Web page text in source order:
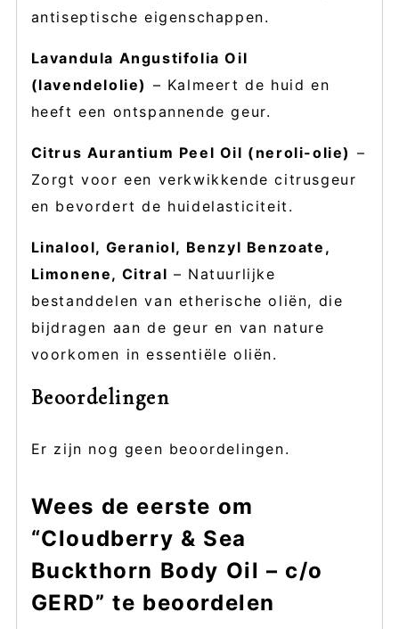
antiseptische eigenschappen.
Lavandula Angustifolia Oil
(lavendelolie) – Kalmeert de huid en
heeft een ontspannende geur.
Citrus Aurantium Peel Oil (neroli-olie) –
Zorgt voor een verkwikkende citrusgeur
en bevordert de huidelasticiteit.
Linalool, Geraniol, Benzyl Benzoate,
Limonene, Citral – Natuurlijke
bestanddelen van etherische oliën, die
bijdragen aan de geur en van nature
voorkomen in essentiële oliën.
Beoordelingen
Er zijn nog geen beoordelingen.
Wees de eerste om
“Cloudberry & Sea
Buckthorn Body Oil – c/o
GERD” te beoordelen